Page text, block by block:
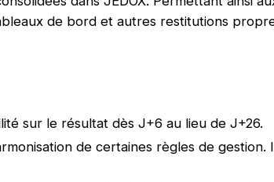
de bord et autres restitutions
sur le résultat dès J+6 au lieu de J+26.
de certaines règles de gestion.